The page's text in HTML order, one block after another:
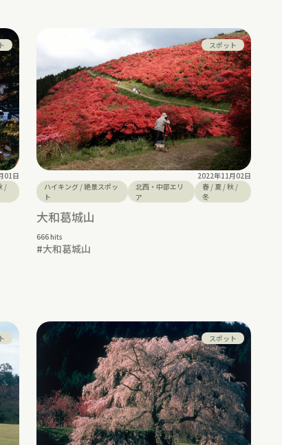
01日
/
スポット
2022年11月02日
ハイキング /絶景スポッ
ト
北西・中部エリ
ア
春/ 夏/秋/
冬
大和葛城山
666 hits
#大和葛城山
スポット